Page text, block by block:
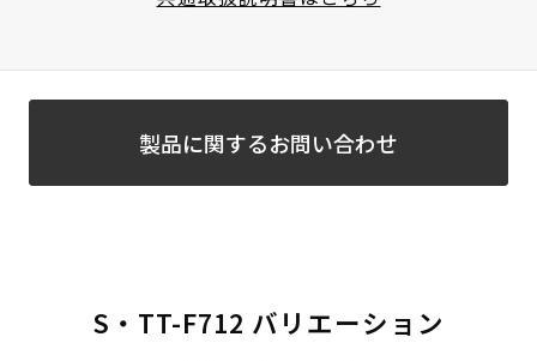
製品に関するお問い合わせ
S・TT-F712 バリエーション